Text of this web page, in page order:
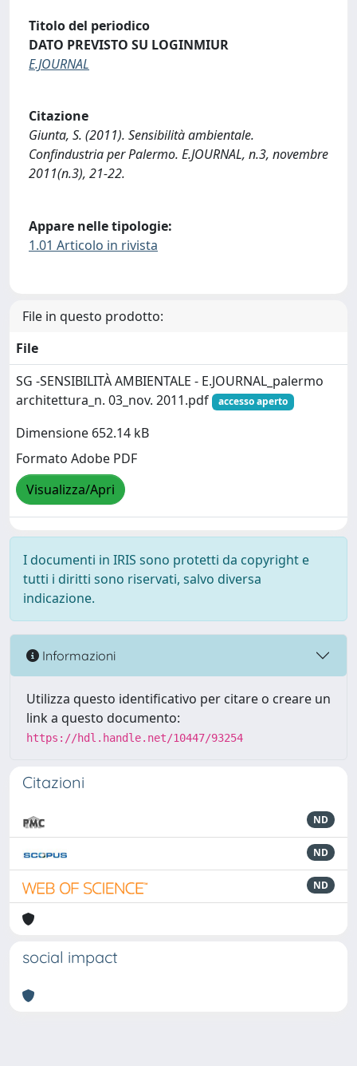
Titolo del periodico
DATO PREVISTO SU LOGINMIUR
E.JOURNAL
Citazione
Giunta, S. (2011). Sensibilità ambientale.
Confindustria per Palermo. E.JOURNAL, n.3, novembre
2011(n.3), 21-22.
Appare nelle tipologie:
1.01 Articolo in rivista
File in questo prodotto:
File
SG -SENSIBILITÀ AMBIENTALE - E.JOURNAL_palermo
architettura_n. 03_nov. 2011.pdf
accesso aperto
Dimensione 652.14 kB
Formato Adobe PDF
Visualizza/Apri
I documenti in IRIS sono protetti da copyright e
tutti i diritti sono riservati, salvo diversa
indicazione.
Informazioni
Utilizza questo identificativo per citare o creare un
link a questo documento:
https://hdl.handle.net/10447/93254
Citazioni
ND
ND
ND
social impact